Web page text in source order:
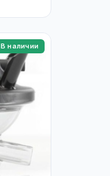
В наличии